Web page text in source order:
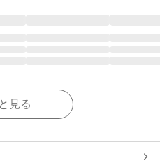
見る